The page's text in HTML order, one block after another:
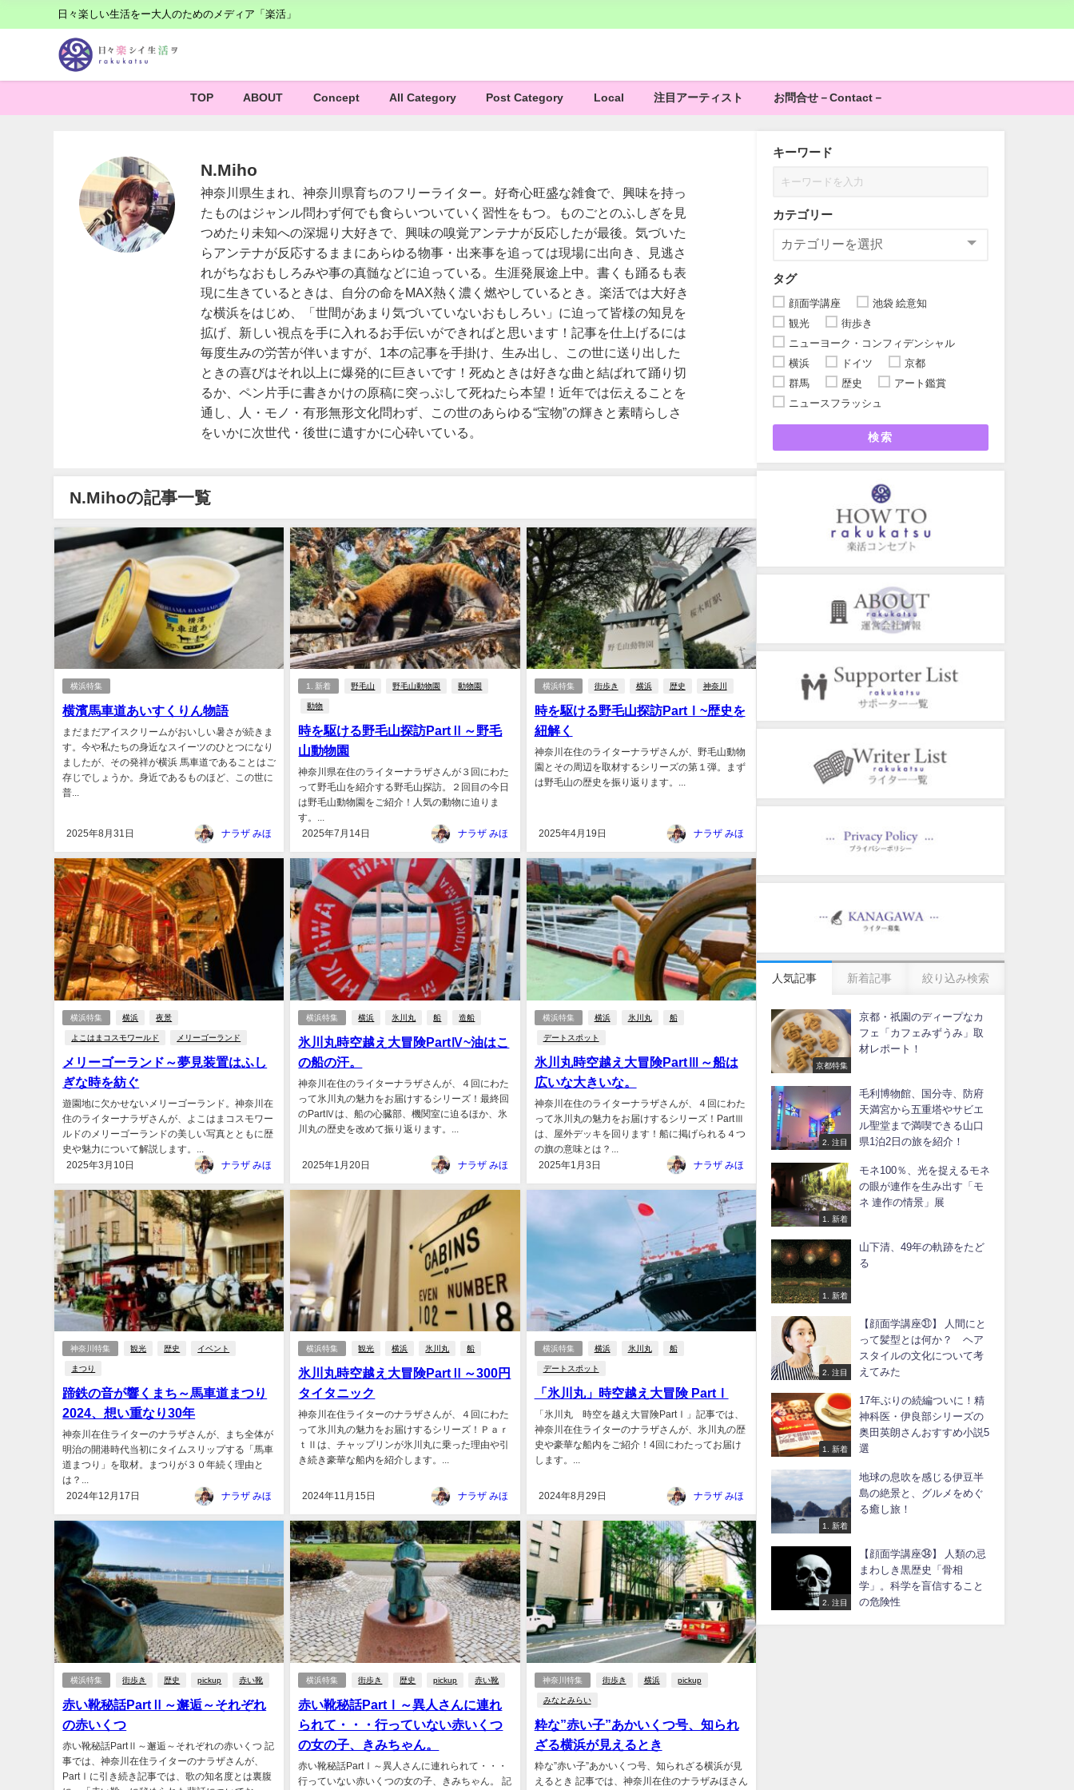
日々楽しい生活をー大人のためのメディア「楽活」
TOP ABOUT Concept All Category Post Category Local 注目アーティスト お問合せ－Contact－
N.Miho
神奈川県生まれ、神奈川県育ちのフリーライター。好奇心旺盛な雑食で、興味を持っ
たものはジャンル問わず何でも食らいついていく習性をもつ。ものごとのふしぎを見
つめたり未知への深堀り大好きで、興味の嗅覚アンテナが反応したが最後。気づいた
らアンテナが反応するままにあらゆる物事・出来事を追っては現場に出向き、見逃さ
れがちなおもしろみや事の真髄などに迫っている。生涯発展途上中。書くも踊るも表
現に生きているときは、自分の命をMAX熱く濃く燃やしているとき。楽活では大好き
な横浜をはじめ、「世間があまり気づいていないおもしろい」に迫って皆様の知見を
拡げ、新しい視点を手に入れるお手伝いができればと思います！記事を仕上げるには
毎度生みの労苦が伴いますが、1本の記事を手掛け、生み出し、この世に送り出した
ときの喜びはそれ以上に爆発的に巨きいです！死ぬときは好きな曲と結ばれて踊り切
るか、ペン片手に書きかけの原稿に突っぷして死ねたら本望！近年では伝えることを
通し、人・モノ・有形無形文化問わず、この世のあらゆる“宝物”の輝きと素晴らしさ
をいかに次世代・後世に遺すかに心砕いている。
N.Mihoの記事一覧
横浜特集
横濱馬車道あいすくりん物語
まだまだアイスクリームがおいしい暑さが続きま
す。今や私たちの身近なスイーツのひとつになり
ましたが、その発祥が横浜 馬車道であることはご
存じでしょうか。身近であるものほど、この世に
普...
2025年8月31日 ナラザ みほ
1. 新着 野毛山 野毛山動物園 動物園
動物
時を駆ける野毛山探訪PartⅡ～野毛
山動物園
神奈川県在住のライターナラザさんが３回にわた
って野毛山を紹介する野毛山探訪。２回目の今日
は野毛山動物園をご紹介！人気の動物に迫りま
す。...
2025年7月14日
ナラザ みほ
横浜特集 街歩き 横浜 歴史 神奈川
時を駆ける野毛山探訪PartⅠ~歴史を
紐解く
神奈川在住のライターナラザさんが、野毛山動物
園とその周辺を取材するシリーズの第１弾。まず
は野毛山の歴史を振り返ります。...
2025年4月19日 ナラザ みほ
横浜特集 横浜 夜景
よこはまコスモワールド メリーゴーランド
メリーゴーランド～夢見装置はふし
ぎな時を紡ぐ
遊園地に欠かせないメリーゴーランド。神奈川在
住のライターナラザさんが、よこはまコスモワー
ルドのメリーゴーランドの美しい写真とともに歴
史や魅力について解説します。...
2025年3月10日
ナラザ みほ
横浜特集 横浜 氷川丸 船 造船
氷川丸時空越え大冒険PartⅣ~油はこ
の船の汗。
神奈川在住のライターナラザさんが、４回にわた
って氷川丸の魅力をお届けするシリーズ！最終回
のPartⅣは、船の心臓部、機関室に迫るほか、氷
川丸の歴史を改めて振り返ります。...
2025年1月20日 ナラザ みほ
横浜特集 横浜 氷川丸 船
デートスポット
氷川丸時空越え大冒険PartⅢ～船は
広いな大きいな。
神奈川在住のライターナラザさんが、４回にわた
って氷川丸の魅力をお届けするシリーズ！PartⅢ
は、屋外デッキを回ります！船に掲げられる４つ
の旗の意味とは？...
2025年1月3日
ナラザ みほ
神奈川特集 観光 歴史 イベント
まつり
蹄鉄の音が響くまち～馬車道まつり
2024、想い重なり30年
神奈川在住ライターのナラザさんが、まち全体が
明治の開港時代当初にタイムスリップする「馬車
道まつり」を取材。まつりが３０年続く理由と
は？...
2024年12月17日
ナラザ みほ
横浜特集 観光 横浜 氷川丸 船
氷川丸時空越え大冒険PartⅡ～300円
タイタニック
神奈川在住ライターのナラザさんが、４回にわた
って氷川丸の魅力をお届けするシリーズ！Ｐａｒ
ｔⅡは、チャップリンが氷川丸に乗った理由や引
き続き豪華な船内を紹介します。...
2024年11月15日 ナラザ みほ
横浜特集 横浜 氷川丸 船
デートスポット
「氷川丸」時空越え大冒険 PartⅠ
「氷川丸 時空を越え大冒険PartⅠ」記事では、
神奈川在住ライターのナラザさんが、氷川丸の歴
史や豪華な船内をご紹介！4回にわたってお届け
します。...
2024年8月29日 ナラザ みほ
横浜特集 街歩き 歴史 pickup 赤い靴
赤い靴秘話PartⅡ～邂逅～それぞれ
の赤いくつ
赤い靴秘話PartⅡ～邂逅～それぞれの赤いくつ 記
事では、神奈川在住ライターのナラザさんが、
PartⅠに引き続き記事では、歌の知名度とは裏腹
横浜特集 街歩き 歴史 pickup 赤い靴
赤い靴秘話PartⅠ～異人さんに連れ
られて・・・行っていない赤いくつ
の女の子、きみちゃん。
赤い靴秘話PartⅠ～異人さんに連れられて・・・
行っていない赤いくつの女の子、きみちゃん。 記
神奈川特集 街歩き 横浜 pickup
みなとみらい
粋な”赤い子”あかいくつ号、知られ
ざる横浜が見えるとき
粋な”赤い子”あかいくつ号、知られざる横浜が見
えるとき 記事では、神奈川在住のナラザみほさん
キーワード
カテゴリー
タグ
顔面学講座
池袋 絵意知
観光
街歩き
ニューヨーク・コンフィデンシャル
横浜
ドイツ
京都
群馬
歴史
アート鑑賞
ニュースフラッシュ
検索
人気記事 新着記事 絞り込み検索
京都特集
京都・祇園のディープなカ
フェ「カフェみずうみ」取
材レポート！
2. 注目
毛利博物館、国分寺、防府
天満宮から五重塔やサビエ
ル聖堂まで満喫できる山口
県1泊2日の旅を紹介！
1. 新着
モネ100％、光を捉えるモネ
の眼が連作を生み出す「モ
ネ 連作の情景」展
1. 新着
山下清、49年の軌跡をたど
る
2. 注目
【顔面学講座㉛】 人間にと
って髪型とは何か？ ヘア
スタイルの文化について考
えてみた
1. 新着
17年ぶりの続編ついに！精
神科医・伊良部シリーズの
奥田英朗さんおすすめ小説5
選
1. 新着
地球の息吹を感じる伊豆半
島の絶景と、グルメをめぐ
る癒し旅！
2. 注目
【顔面学講座㉞】 人類の忌
まわしき黒歴史「骨相
学」。科学を盲信すること
の危険性